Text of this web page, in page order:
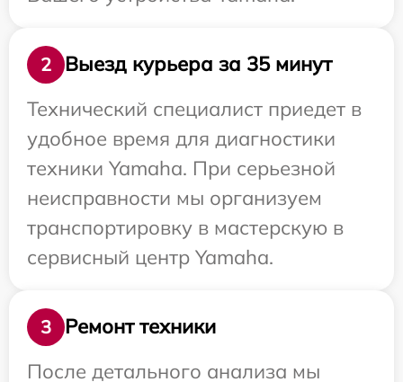
2
Выезд курьера за 35 минут
Технический специалист приедет в
удобное время для диагностики
техники Yamaha. При серьезной
неисправности мы организуем
транспортировку в мастерскую в
сервисный центр Yamaha.
3
Ремонт техники
После детального анализа мы